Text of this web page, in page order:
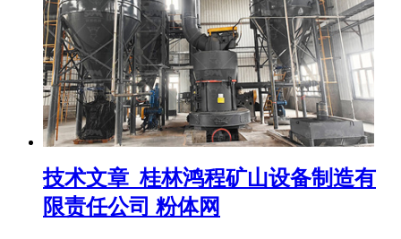
技术文章_桂林鸿程矿山设备制造有
限责任公司 粉体网